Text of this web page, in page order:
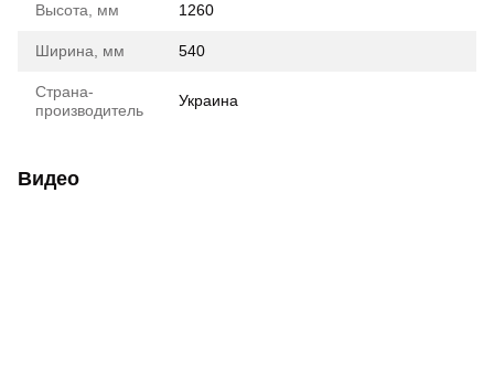
Высота, мм 1260
Ширина, мм 540
Страна-
производитель
Украина
Видео